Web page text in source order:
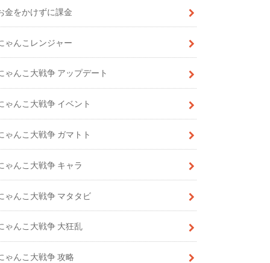
金をかけずに課金
ゃんこレンジャー
ゃんこ大戦争 アップデート
ゃんこ大戦争 イベント
ゃんこ大戦争 ガマトト
ゃんこ大戦争 キャラ
ゃんこ大戦争 マタタビ
ゃんこ大戦争 大狂乱
ゃんこ大戦争 攻略